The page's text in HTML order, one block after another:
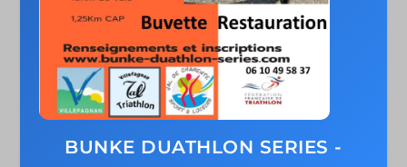
BUNKE DUATHLON SERIES -